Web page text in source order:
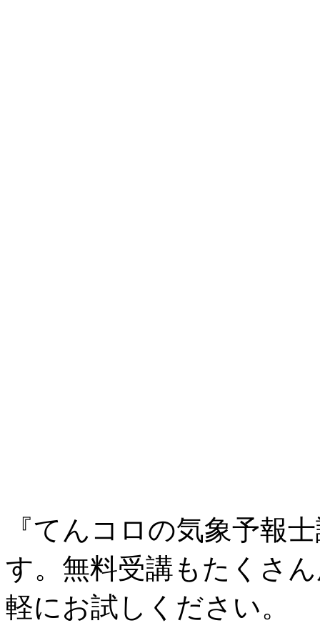
『てんコロの気象予報
す。無料受講もたくさ
軽にお試しください。